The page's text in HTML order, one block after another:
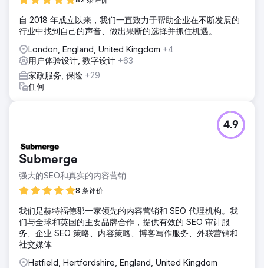
自 2018 年成立以来，我们一直致力于帮助企业在不断发展的
行业中找到自己的声音、做出果断的选择并抓住机遇。
London, England, United Kingdom +4
用户体验设计, 数字设计 +63
家政服务, 保险 +29
任何
Submerge
强大的SEO和真实的内容营销
8 条评价
4.9
我们是赫特福德郡一家领先的内容营销和 SEO 代理机构。我
们与全球和英国的主要品牌合作，提供有效的 SEO 审计服
务、企业 SEO 策略、内容策略、博客写作服务、外联营销和
社交媒体
Hatfield, Hertfordshire, England, United Kingdom